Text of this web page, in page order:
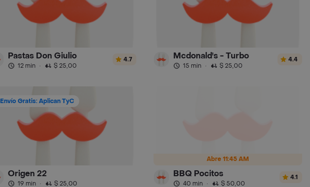
Pastas Don Giulio
12 min · $ 25,00
4.7 Mcdonald's - Turbo
15 min · $ 25,00
4.4
Envío Gratis: Aplican TyC
Origen 22
19 min · $ 25,00
Abre 11:45 AM
BBQ Pocitos
40 min · $ 50,00
4.1